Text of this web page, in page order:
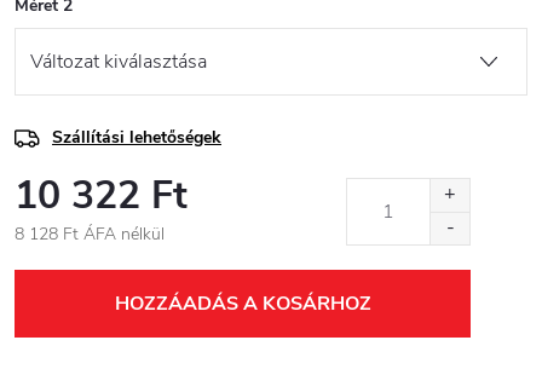
Méret 2
Szállítási lehetőségek
10 322 Ft
8 128 Ft ÁFA nélkül
HOZZÁADÁS A KOSÁRHOZ